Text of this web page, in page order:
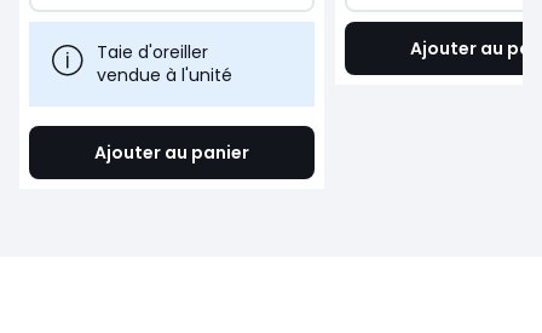
Taie d'oreiller
vendue à l'unité
Ajouter au panier
Ajouter au